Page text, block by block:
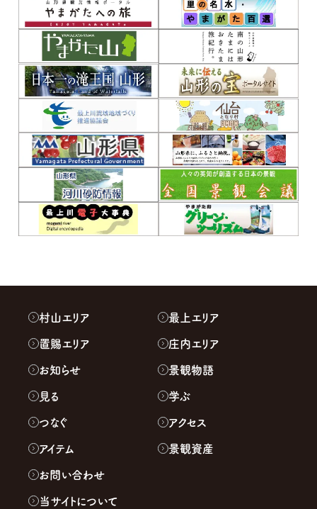
村山エリア 最上エリア
置賜エリア 庄内エリア
お知らせ 景観物語
見る 学ぶ
つなぐ アクセス
アイテム 景観資産
お問い合わせ
当サイトについて